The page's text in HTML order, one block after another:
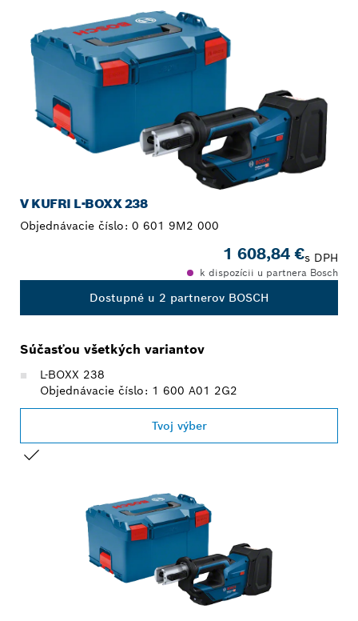
V KUFRI L-BOXX 238
Objednávacie číslo: 0 601 9M2 000
1 608,84 €s DPH
k dispozícii u partnera Bosch
Dostupné u 2 partnerov BOSCH
Súčasťou všetkých variantov
L-BOXX 238
Objednávacie číslo: 1 600 A01 2G2
Tvoj výber